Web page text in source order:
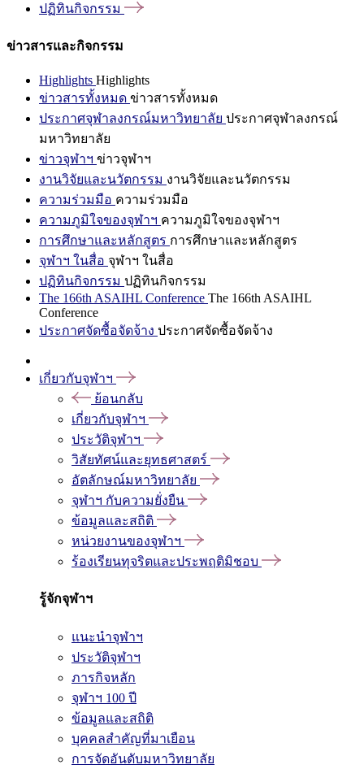
ปฏิทินกิจกรรม
ข่าวสารและกิจกรรม
Highlights Highlights
ข่าวสารทั้งหมด ข่าวสารทั้งหมด
ประกาศจุฬาลงกรณ์มหาวิทยาลัย ประกาศจุฬาลงกรณ์
มหาวิทยาลัย
ข่าวจุฬาฯ ข่าวจุฬาฯ
งานวิจัยและนวัตกรรม งานวิจัยและนวัตกรรม
ความร่วมมือ ความร่วมมือ
ความภูมิใจของจุฬาฯ ความภูมิใจของจุฬาฯ
การศึกษาและหลักสูตร การศึกษาและหลักสูตร
จุฬาฯ ในสื่อ จุฬาฯ ในสื่อ
ปฏิทินกิจกรรม ปฏิทินกิจกรรม
The 166th ASAIHL Conference The 166th ASAIHL
Conference
ประกาศจัดซื้อจัดจ้าง ประกาศจัดซื้อจัดจ้าง
เกี่ยวกับจุฬาฯ
ย้อนกลับ
เกี่ยวกับจุฬาฯ
ประวัติจุฬาฯ
วิสัยทัศน์และยุทธศาสตร์
อัตลักษณ์มหาวิทยาลัย
จุฬาฯ กับความยั่งยืน
ข้อมูลและสถิติ
หน่วยงานของจุฬาฯ
ร้องเรียนทุจริตและประพฤติมิชอบ
รู้จักจุฬาฯ
แนะนำจุฬาฯ
ประวัติจุฬาฯ
ภารกิจหลัก
จุฬาฯ 100 ปี
ข้อมูลและสถิติ
บุคคลสำคัญที่มาเยือน
การจัดอันดับมหาวิทยาลัย